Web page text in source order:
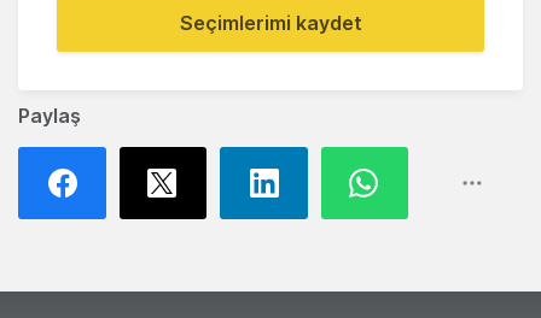
Paylaş
Seçimlerimi kaydet